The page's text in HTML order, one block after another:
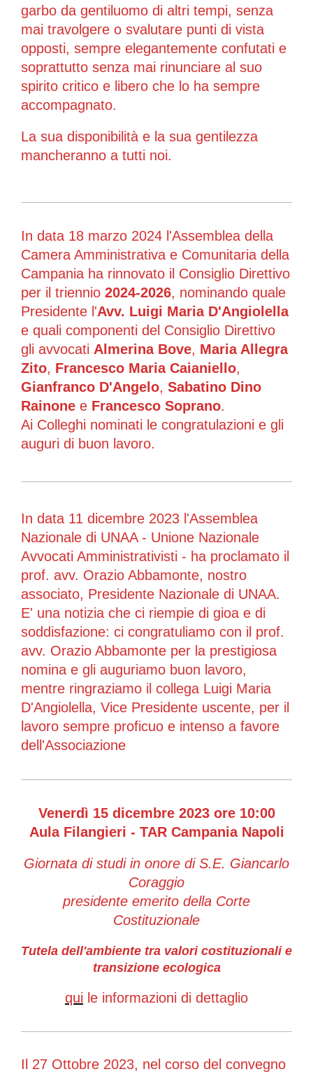
garbo da gentiluomo di altri tempi, senza
mai travolgere o svalutare punti di vista
opposti, sempre elegantemente confutati e
soprattutto senza mai rinunciare al suo
spirito critico e libero che lo ha sempre
accompagnato.
La sua disponibilità e la sua gentilezza
mancheranno a tutti noi.
In data 18 marzo 2024 l'Assemblea della
Camera Amministrativa e Comunitaria della
Campania ha rinnovato il Consiglio Direttivo
per il triennio 2024-2026, nominando quale
Presidente l'Avv. Luigi Maria D'Angiolella
e quali componenti del Consiglio Direttivo
gli avvocati Almerina Bove, Maria Allegra
Zito, Francesco Maria Caianiello,
Gianfranco D'Angelo, Sabatino Dino
Rainone e Francesco Soprano.
Ai Colleghi nominati le congratulazioni e gli
auguri di buon lavoro.
In data 11 dicembre 2023 l'Assemblea
Nazionale di UNAA - Unione Nazionale
Avvocati Amministrativisti - ha proclamato il
prof. avv. Orazio Abbamonte, nostro
associato, Presidente Nazionale di UNAA.
E' una notizia che ci riempie di gioa e di
soddisfazione: ci congratuliamo con il prof.
avv. Orazio Abbamonte per la prestigiosa
nomina e gli auguriamo buon lavoro,
mentre ringraziamo il collega Luigi Maria
D'Angiolella, Vice Presidente uscente, per il
lavoro sempre proficuo e intenso a favore
dell'Associazione
Venerdì 15 dicembre 2023 ore 10:00
Aula Filangieri - TAR Campania Napoli
Giornata di studi in onore di S.E. Giancarlo
Coraggio
presidente emerito della Corte
Costituzionale
Tutela dell'ambiente tra valori costituzionali e
transizione ecologica
qui le informazioni di dettaglio
Il 27 Ottobre 2023, nel corso del convegno